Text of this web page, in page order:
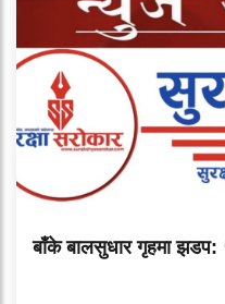
बाँके बालसुधार गृहमा झडप: